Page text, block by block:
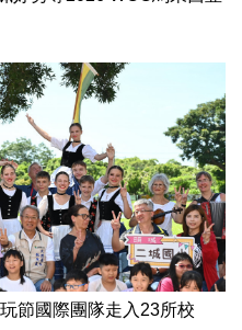
節國際團隊走入23所校